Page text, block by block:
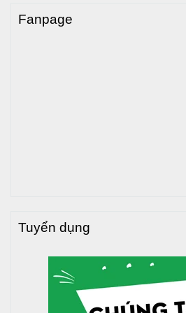
toàn, tăng tuổi thọ và hiệu quả sử
Bước 1: Điều kiện lắp đặt
Chọn vị trí mặt phẳng,
trọng của bồn khi đầy nước.
Fanpage
Tuyển dụng